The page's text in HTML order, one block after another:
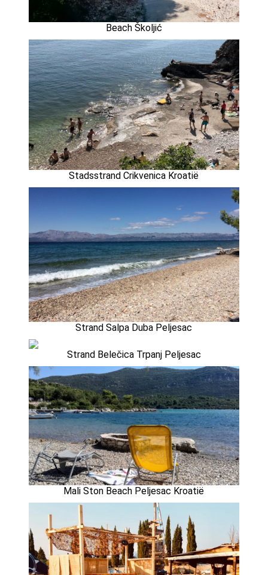
Beach Školjić
Stadsstrand Crikvenica Kroatië
Strand Salpa Duba Peljesac
Strand Belečica Trpanj Peljesac
Mali Ston Beach Peljesac Kroatië